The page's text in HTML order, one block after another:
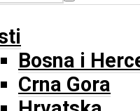
Bosna i
Crna Gora